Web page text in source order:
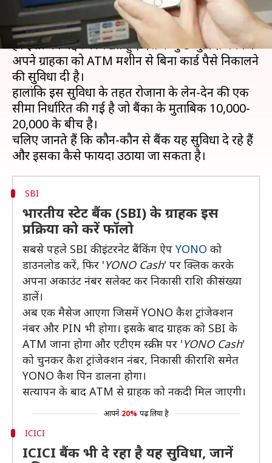
क्या है खबर?
कोरोना वायरस के इस दौर में सोशल डिस्टेंसिंग बहुत अहम
है। इसी को मद्देनजर रखते हुए देश के कुछ चुनिंदा बैंको ने
अपने ग्राहकों को ATM मशीन से बिना कार्ड पैसे निकालने
की सुविधा दी है।
हालांकि इस सुविधा के तहत रोजाना के लेन-देन की एक
सीमा निर्धारित की गई है जो बैंकों के मुताबिक 10,000-
20,000 के बीच है।
चलिए जानते हैं कि कौन-कौन से बैंक यह सुविधा दे रहे हैं
SBI
भारतीय स्टेट बैंक (SBI) के ग्राहक इस
प्रक्रिया को करें फॉलो
सबसे पहले SBI की इंटरनेट बैंकिंग ऐप YONO को
डाउनलोड करें, फिर 'YONO Cash' पर क्लिक करके
अपना अकाउंट नंबर सलेक्ट कर निकासी राशि की संख्या
डालें।
अब एक मैसेज आएगा जिसमें YONO कैश ट्रांजेक्शन
नंबर और PIN भी होगा। इसके बाद ग्राहक को SBI के
ATM जाना होगा और एटीएम स्क्रीन पर 'YONO Cash'
को चुनकर कैश ट्रांजेक्शन नंबर, निकासी की राशि समेत
YONO कैश पिन डालना होगा।
सत्यापन के बाद ATM से ग्राहक को नकदी मिल जाएगी।
आपने 20% पढ़ लिया है
ICICI
ICICI बैंक भी दे रहा है यह सुविधा, जानें